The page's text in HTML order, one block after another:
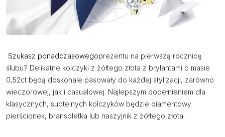
Szukasz ponadczasowegoprezentu na pierwszą rocznicę
ślubu? Delikatne kolczyki z żółtego złota z brylantami o masie
0,52ct będą doskonale pasowały do każdej stylizacji, zarówno
wieczorowej, jak i casualowej. Najlepszym dopełnieniem dla
klasycznych, subtelnych kolczyków będzie diamentowy
pierścionek, bransoletka lub naszyjnik z żółtego złota.